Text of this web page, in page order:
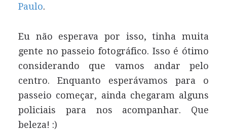
Paulo.
Eu não esperava por isso, tinha muita
gente no passeio fotográfico. Isso é ótimo
considerando que vamos andar pelo
centro. Enquanto esperávamos para o
passeio começar, ainda chegaram alguns
policiais para nos acompanhar. Que
beleza! :)